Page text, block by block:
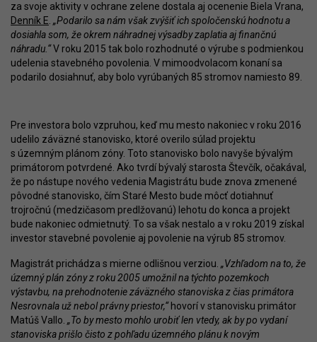
za svoje aktivity v ochrane zelene dostala aj ocenenie Biela Vrana,
Denník E „Podarilo sa nám však zvýšiť ich spoločenskú hodnotu a
dosiahla som, že okrem náhradnej výsadby zaplatia aj finančnú
náhradu.“V roku 2015 tak bolo rozhodnuté o výrube s podmienkou
udelenia stavebného povolenia. V mimoodvolacom konaní sa
podarilo dosiahnuť, aby bolo vyrúbaných 85 stromov namiesto 89.
Pre investora bolo vzpruhou, keď mu mesto nakoniec v roku 2016
udelilo záväzné stanovisko, ktoré overilo súlad projektu
s územným plánom zóny. Toto stanovisko bolo navyše bývalým
primátorom potvrdené. Ako tvrdí bývalý starosta Števčík, očakával,
že po nástupe nového vedenia Magistrátu bude znova zmenené
pôvodné stanovisko, čím Staré Mesto bude môcť dotiahnuť
trojročnú (medzičasom predlžovanú) lehotu do konca a projekt
bude nakoniec odmietnutý. To sa však nestalo a v roku 2019 získal
investor stavebné povolenie aj povolenie na výrub 85 stromov.
Magistrát prichádza s mierne odlišnou verziou. „Vzhľadom na to, že
územný plán zóny z roku 2005 umožnil na týchto pozemkoch
výstavbu, na prehodnotenie záväzného stanoviska z čias primátora
Nesrovnala už nebol právny priestor,“hovorí v stanovisku primátor
Matúš Vallo. „To by mesto mohlo urobiť len vtedy, ak by po vydaní
stanoviska prišlo čisto z pohľadu územného plánu k novým